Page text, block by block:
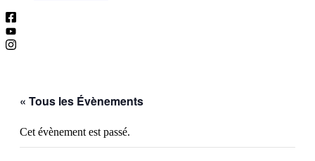
« Tous les Évènements
Cet évènement est passé.